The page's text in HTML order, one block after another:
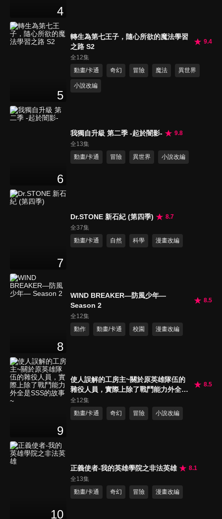
4
5
轉生為第七王子，隨心所欲的魔法學習
之路 S2
9.4
全12集
動畫/卡通
奇幻 冒險 魔法 異世界
小說改編
6
我獨自升級 第二季 -起於闇影-
9.8
全13集
動畫/卡通
冒險 異世界 小說改編
7
Dr.STONE 新石紀 (第四季)
8.7
全37集
動畫/卡通
自然 科學 漫畫改編
8
WIND BREAKER—防風少年—
Season 2
8.5
全12集
動作
動畫/卡通 校園 漫畫改編
9
使人誤解的工房主~關於原英雄隊伍的
雜役人員，實際上除了戰鬥能力外全是
SSS的故事~
8.5
全12集
動畫/卡通
奇幻 冒險 小說改編
10
正義使者-我的英雄學院之非法英雄
8.1
全13集
動畫/卡通
奇幻 冒險 漫畫改編